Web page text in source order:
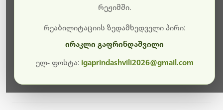
მალე ისევ ხელმისაწვდომი იქნება. გმადლობთ
რეჟიმში.
რეაბილიტაციის ზედამხედველი პირი:
ირაკლი გაფრინდაშვილი
ელ- ფოსტა: igaprindashvili2026@gmail.com